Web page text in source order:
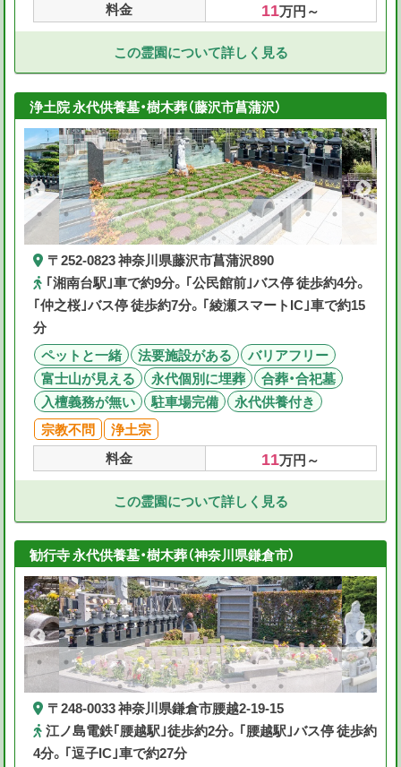
料金 11万円～
この霊園について詳しく見る
浄土院 永代供養墓・樹木葬（藤沢市菖蒲沢）
〒252-0823 神奈川県藤沢市菖蒲沢890
｢湘南台駅｣車で約9分。｢公民館前｣バス停 徒歩約4分。
｢仲之桜｣バス停 徒歩約7分。｢綾瀬スマートIC｣車で約15
分
ペットと一緒
法要施設がある
バリアフリー
富士山が見える
永代個別に埋葬
合葬・合祀墓
入檀義務が無い
駐車場完備
永代供養付き
宗教不問
浄土宗
料金
11万円～
この霊園について詳しく見る
勧行寺 永代供養墓・樹木葬（神奈川県鎌倉市）
〒248-0033 神奈川県鎌倉市腰越2-19-15
江ノ島電鉄｢腰越駅｣徒歩約2分。｢腰越駅｣バス停 徒歩約
4分。｢逗子IC｣車で約27分